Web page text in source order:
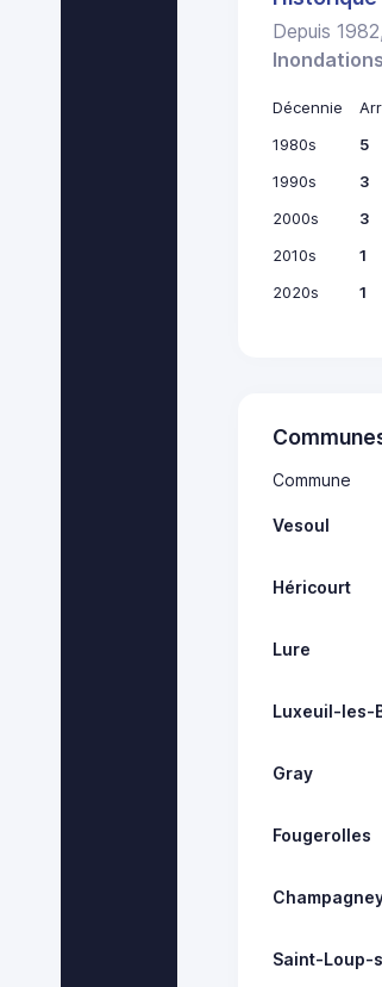
Depuis 1982,
Décennie
1980s
5
1990s
3
2000s
3
2010s
1
2020s
1
Commune
Vesoul
Héricourt
Lure
Luxeuil-les-
Gray
Fougerolles
Saint-Loup-